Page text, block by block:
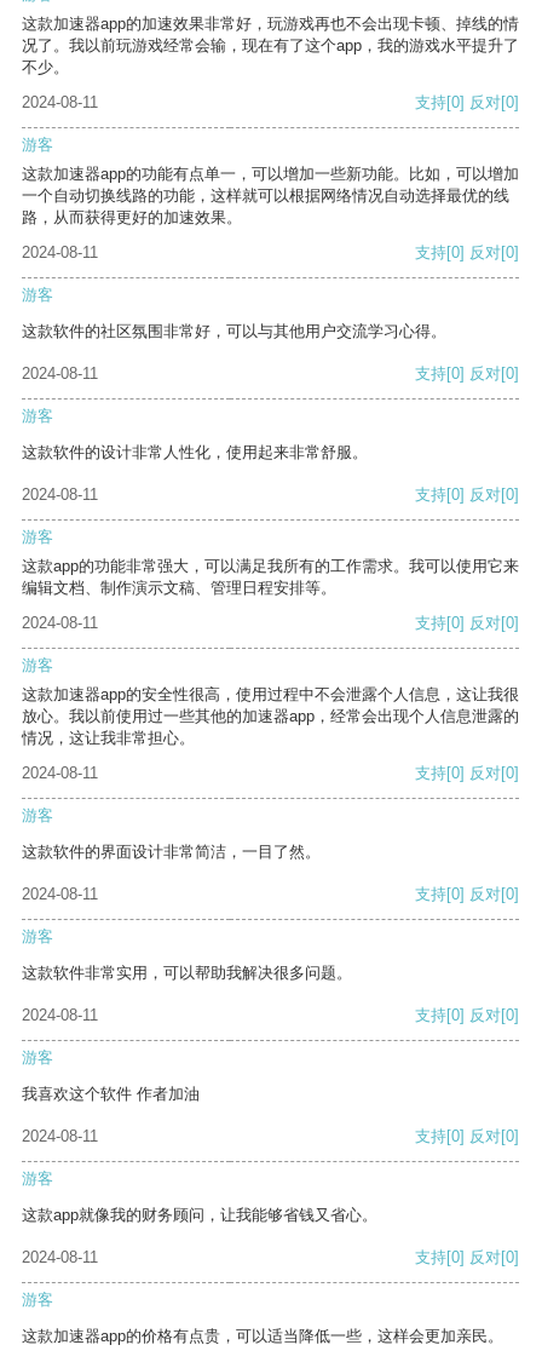
这款加速器app的加速效果非常好，玩游戏再也不会出现卡顿、掉线的情
况了。我以前玩游戏经常会输，现在有了这个app，我的游戏水平提升了
不少。
2024-08-11
支持[0] 反对[0]
游客
这款加速器app的功能有点单一，可以增加一些新功能。比如，可以增加
一个自动切换线路的功能，这样就可以根据网络情况自动选择最优的线
路，从而获得更好的加速效果。
2024-08-11
支持[0] 反对[0]
游客
这款软件的社区氛围非常好，可以与其他用户交流学习心得。
2024-08-11 支持[0] 反对[0]
游客
这款软件的设计非常人性化，使用起来非常舒服。
2024-08-11 支持[0] 反对[0]
游客
这款app的功能非常强大，可以满足我所有的工作需求。我可以使用它来
编辑文档、制作演示文稿、管理日程安排等。
2024-08-11
支持[0] 反对[0]
游客
这款加速器app的安全性很高，使用过程中不会泄露个人信息，这让我很
放心。我以前使用过一些其他的加速器app，经常会出现个人信息泄露的
情况，这让我非常担心。
2024-08-11
支持[0] 反对[0]
游客
这款软件的界面设计非常简洁，一目了然。
2024-08-11 支持[0] 反对[0]
游客
这款软件非常实用，可以帮助我解决很多问题。
2024-08-11 支持[0] 反对[0]
游客
我喜欢这个软件 作者加油
2024-08-11 支持[0] 反对[0]
游客
这款app就像我的财务顾问，让我能够省钱又省心。
2024-08-11 支持[0] 反对[0]
游客
这款加速器app的价格有点贵，可以适当降低一些，这样会更加亲民。